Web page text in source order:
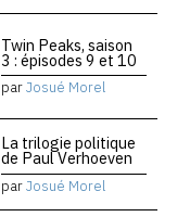
Twin Peaks, saison
3 : épisodes 9 et 10
parJosué Morel
La trilogie politique
de Paul Verhoeven
parJosué Morel